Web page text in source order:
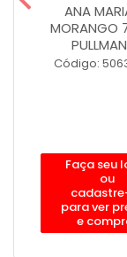
ANA
MORANGO
PULLMAN
Código:
Faça seu
ou
para ver
e